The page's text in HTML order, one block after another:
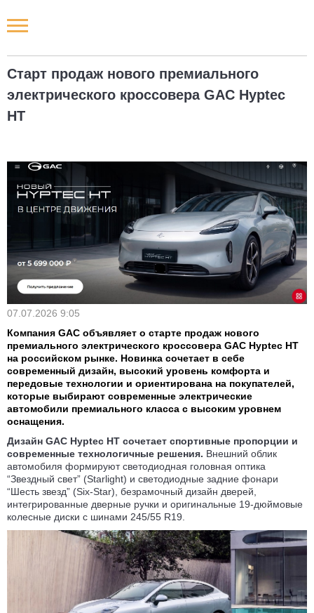
Старт продаж нового премиального
электрического кроссовера GAC Hyptec
HT
07.07.2026 9:05
Компания GAC объявляет о старте продаж нового
премиального электрического кроссовера GAC Hyptec HT
на российском рынке. Новинка сочетает в себе
современный дизайн, высокий уровень комфорта и
передовые технологии и ориентирована на покупателей,
которые выбирают современные электрические
автомобили премиального класса с высоким уровнем
оснащения.
Дизайн GAC Hyptec HT сочетает спортивные пропорции и
современные технологичные решения. Внешний облик
автомобиля формируют светодиодная головная оптика
“Звездный свет” (Starlight) и светодиодные задние фонари
“Шесть звезд” (Six-Star), безрамочный дизайн дверей,
интегрированные дверные ручки и оригинальные 19-дюймовые
колесные диски с шинами 245/55 R19.
Новости РФ
Новости компаний
Наши мероприятия
Статьи